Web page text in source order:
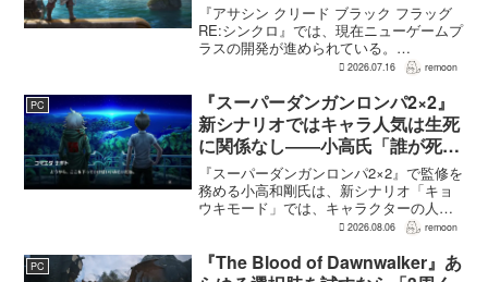
『アサシン クリード ブラック フラッグ
RE:シンクロ』では、現在ニューゲームプ
ラスの開発が進められている。
GamesRadar+によると、ゲームディレク
JorRaptor氏による...
2026.07.16 remoon
PC
『スーパーダンガンロンパ2×2』
新シナリオではキャラ人気は生死
に関係なし――小高氏「誰が死ん
でもヘイトメールは送らないで」
『スーパーダンガンロンパ2×2』で監修を
務める小高和剛氏は、新シナリオ「キョ
ウキモード」では、キャラクターの人気
にかかわらず退場させるとRPG Siteのイ
作と変わることで、これまで見られなか
った一面がよ...
2026.08.06 remoon
PC
『The Blood of Dawnwalker』あ